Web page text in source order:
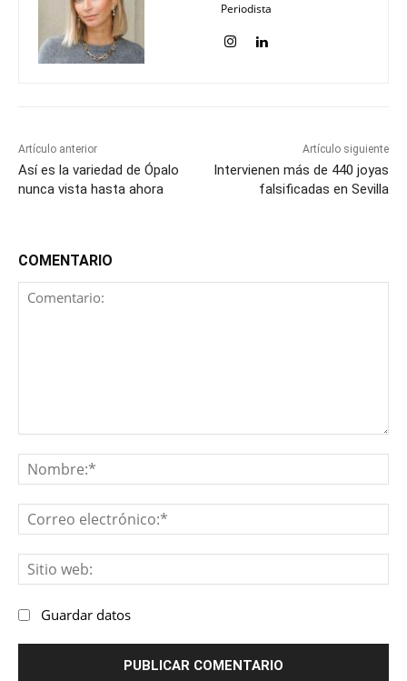
Periodista
Artículo anterior
Así es la variedad de Ópalo
nunca vista hasta ahora
Artículo siguiente
Intervienen más de 440 joyas
falsificadas en Sevilla
COMENTARIO
Guardar datos